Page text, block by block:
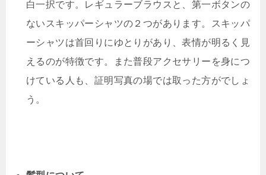
白一択です。レギュラーブラウスと、第一ボタンの
ないスキッパーシャツの２つがあります。スキッパ
ーシャツは首回りにゆとりがあり、表情が明るく見
えるのが特徴です。また普段アクセサリーを身につ
けている人も、証明写真の場では取った方がでしょ
う。